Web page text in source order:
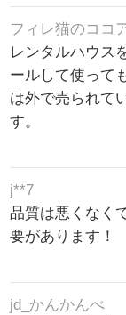
フィレ猫のココ
レンタルハウス
ールして使って
は外で売られて
す。
j**7
品質は悪くなく
要があります！
jd_かんかんべ